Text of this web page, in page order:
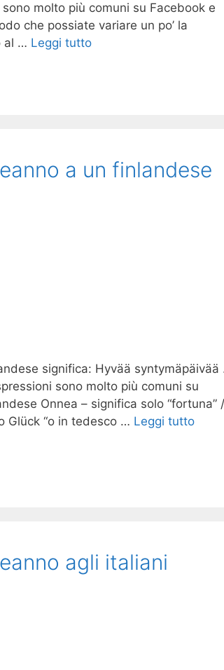
molto più comuni su Facebook e
che possiate variare un po’ la
al … Leggi tutto
a un finlandese
significa: Hyvää syntymäpäivää
sono molto più comuni su
Onnea – significa solo “fortuna” /
Glück “o in tedesco … Leggi tutto
agli italiani